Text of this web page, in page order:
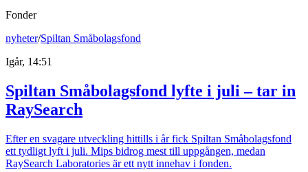
Fonder
nyheter/Spiltan Småbolagsfond
Igår, 14:51
Spiltan Småbolagsfond lyfte i juli – tar in
RaySearch
Efter en svagare utveckling hittills i år fick Spiltan Småbolagsfond
ett tydligt lyft i juli. Mips bidrog mest till uppgången, medan
RaySearch Laboratories är ett nytt innehav i fonden.